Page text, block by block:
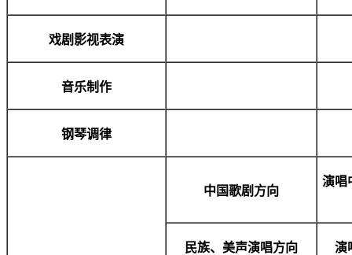
戏剧影视表演
音乐制作
钢琴调律
中国歌剧方向
演唱
民族、美声演唱方向 演